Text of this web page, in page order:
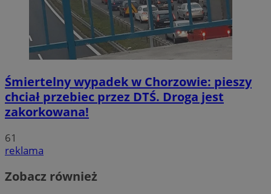
Śmiertelny wypadek w Chorzowie: pieszy
chciał przebiec przez DTŚ. Droga jest
zakorkowana!
61
reklama
Zobacz również